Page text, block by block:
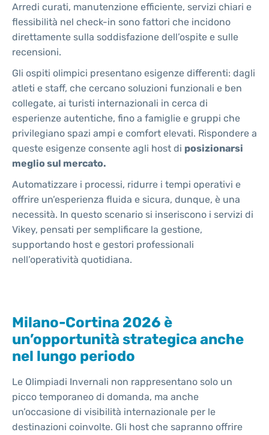
Arredi curati, manutenzione efficiente, servizi chiari e
flessibilità nel check-in sono fattori che incidono
direttamente sulla soddisfazione dell’ospite e sulle
recensioni.
Gli ospiti olimpici presentano esigenze differenti: dagli
atleti e staff, che cercano soluzioni funzionali e ben
collegate, ai turisti internazionali in cerca di
esperienze autentiche, fino a famiglie e gruppi che
privilegiano spazi ampi e comfort elevati. Rispondere a
queste esigenze consente agli host di posizionarsi
meglio sul mercato.
Automatizzare i processi, ridurre i tempi operativi e
offrire un’esperienza fluida e sicura, dunque, è una
necessità. In questo scenario si inseriscono i servizi di
Vikey, pensati per semplificare la gestione,
supportando host e gestori professionali
nell’operatività quotidiana.
Milano-Cortina 2026 è
un’opportunità strategica anche
nel lungo periodo
Le Olimpiadi Invernali non rappresentano solo un
picco temporaneo di domanda, ma anche
un’occasione di visibilità internazionale per le
destinazioni coinvolte. Gli host che sapranno offrire